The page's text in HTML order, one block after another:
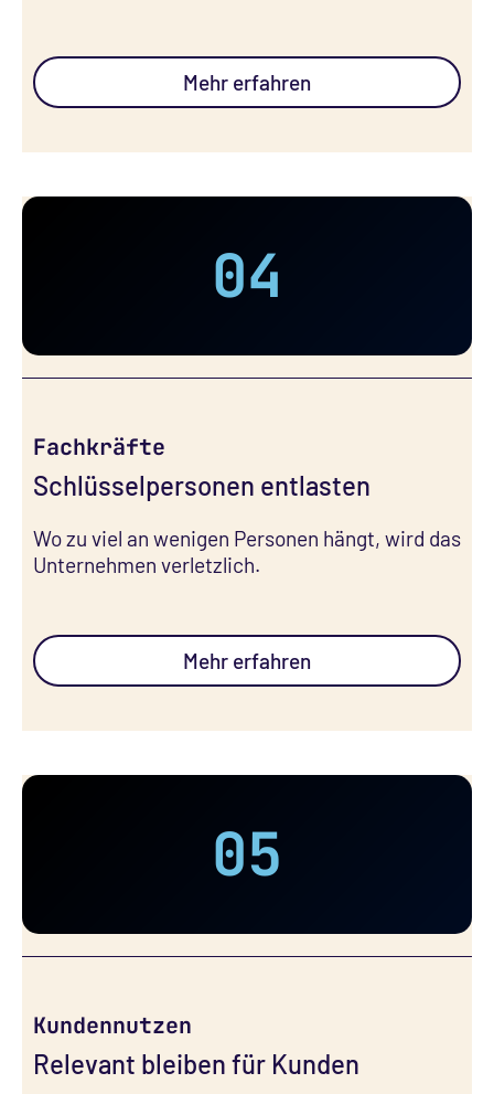
Mehr erfahren
04
Fachkräfte
Schlüsselpersonen entlasten
Wo zu viel an wenigen Personen hängt, wird das
Unternehmen verletzlich.
Mehr erfahren
05
Kundennutzen
Relevant bleiben für Kunden